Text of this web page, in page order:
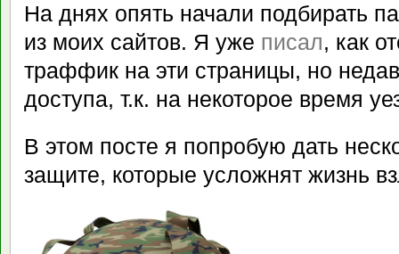
На днях опять начали подбирать
из моих сайтов. Я уже писал, как
траффик на эти страницы, но
доступа, т.к. на некоторое время
В этом посте я попробую дать
защите, которые усложнят жизнь